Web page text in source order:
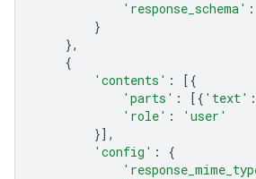
'response_schema' :
}
},
{
'contents' :
[{
'parts' : [{ 'text' :
'role' :
'user'
}],
'config' :
{